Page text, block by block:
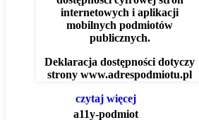
internetowych i aplikacji
mobilnych podmiotów
publicznych.
Deklaracja dostępności dotyczy
strony www.adrespodmiotu.pl
czytaj więcej
a11y-podmiot